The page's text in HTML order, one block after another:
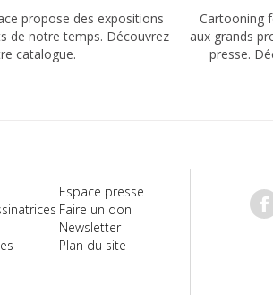
propose des expositions
de notre temps. Découvrez
catalogue.
Cartooning
aux grands
presse.
Espace presse
Faire un don
Newsletter
Plan du site